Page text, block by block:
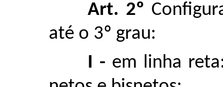
Art. 2º
até o 3º grau:
I - em linha